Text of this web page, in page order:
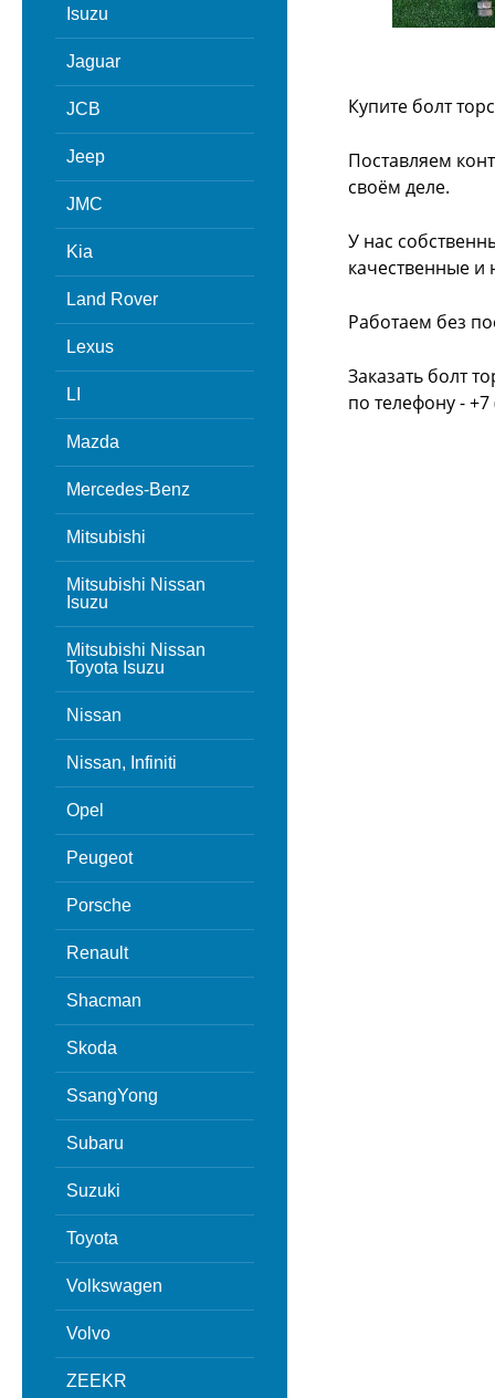
Isuzu
Jaguar
JCB
Jeep
JMC
Kia
Land Rover
Lexus
LI
Mazda
Mercedes-Benz
Mitsubishi
Mitsubishi Nissan
Isuzu
Mitsubishi Nissan
Toyota Isuzu
Nissan
Nissan, Infiniti
Opel
Peugeot
Porsche
Renault
Shacman
Skoda
SsangYong
Subaru
Suzuki
Toyota
Volkswagen
Volvo
ZEEKR
Купите болт
Поставляем
своём деле.
У нас
качественные и
Работаем без
Заказать болт
по телефону -